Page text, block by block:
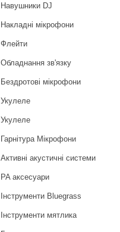
Навушники DJ
Накладні мікрофони
Флейти
Обладнання зв'язку
Бездротові мікрофони
Укулеле
Укулеле
Гарнітура Мікрофони
Активні акустичні системи
PA аксесуари
Інструменти Bluegrass
Інструменти мятлика